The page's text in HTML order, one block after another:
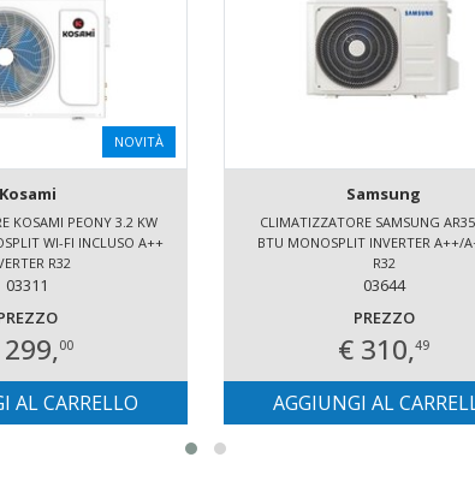
NOVITÀ
Kosami
KOSAMI PEONY 3.2 KW
WI-FI INCLUSO A++
R32
03311
00
AL CARRELLO
Samsung
CLIMATIZZATORE SAMSUNG
BTU MONOSPLIT INVERTER A++/
R32
03644
PREZZO
€ 310,49
AGGIUNGI AL